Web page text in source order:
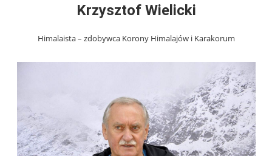
Krzysztof Wielicki
Himalaista – zdobywca Korony Himalajów i Karakorum